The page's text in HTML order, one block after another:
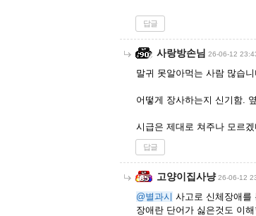
답글
사랑방손님 26-06-12
말귀 못알아먹는 사람 많습
어떻게 장사하는지 신기함.
시급은 제대로 쳐주나 모르겠
답글
고양이집사냥 26-06-12
@별과시 사고로 신체장애를
장애란 단어가 싫은것도 이